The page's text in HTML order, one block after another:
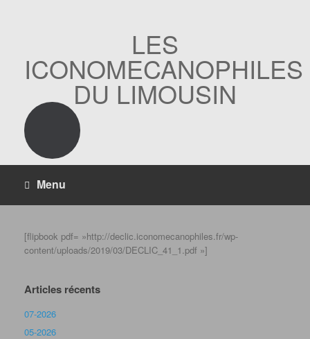
LES
ICONOMECANOPHILES
DU LIMOUSIN
Menu
[flipbook pdf= »http://declic.iconomecanophiles.fr/wp-
content/uploads/2019/03/DECLIC_41_1.pdf »]
Articles récents
07-2026
05-2026